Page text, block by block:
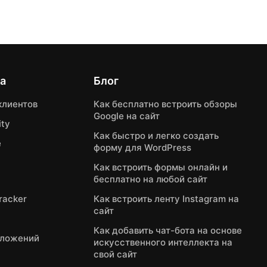
Блог
Как бесплатно встроить обзоры
Google на сайт
Как быстро и легко создать
форму для WordPress
Как встроить формы онлайн и
бесплатно на любой сайт
Как встроить ленту Instagram на
сайт
Как добавить чат-бота на основе
искусственного интеллекта на
свой сайт